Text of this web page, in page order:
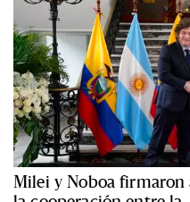
Milei y Noboa firmaron